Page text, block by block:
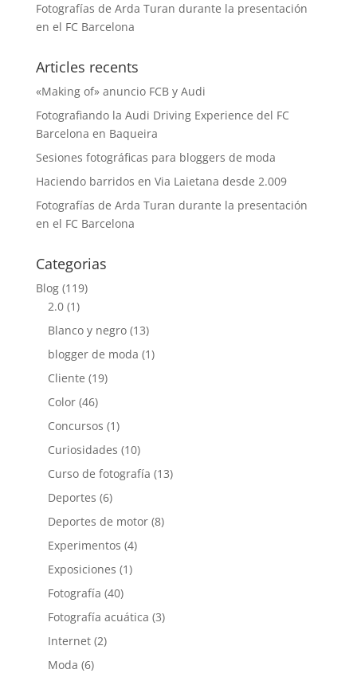
Fotografías de Arda Turan durante la presentación
en el FC Barcelona
Articles recents
«Making of» anuncio FCB y Audi
Fotografiando la Audi Driving Experience del FC
Barcelona en Baqueira
Sesiones fotográficas para bloggers de moda
Haciendo barridos en Via Laietana desde 2.009
Fotografías de Arda Turan durante la presentación
en el FC Barcelona
Categorias
Blog(119)
2.0(1)
Blanco y negro(13)
blogger de moda (1)
Cliente (19)
Color(46)
Concursos (1)
Curiosidades (10)
Curso de fotografía (13)
Deportes (6)
Deportes de motor(8)
Experimentos (4)
Exposiciones (1)
Fotografía (40)
Fotografía acuática (3)
Internet(2)
Moda (6)